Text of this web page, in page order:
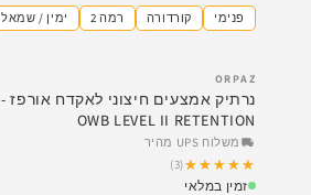
פנימי קורדורה רמה 2 ימין / שמאל
SALE
ORPAZ
OWB LEVEL II RETENTION
משלוח UPS מהיר
★★★★★
★★★★★
(3)
זמין במלאי